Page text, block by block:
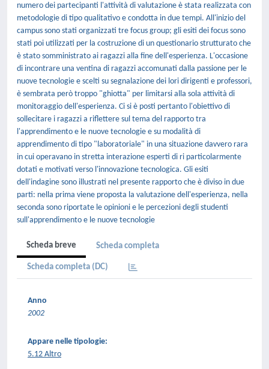
numero dei partecipanti l'attività di valutazione è stata realizzata con
metodologie di tipo qualitativo e condotta in due tempi. All'inizio del
campus sono stati organizzati tre focus group; gli esiti dei focus sono
stati poi utilizzati per la costruzione di un questionario strutturato che
è stato somministrato ai ragazzi alla fine dell'esperienza. L'occasione
di incontrare una ventina di ragazzi accomunati dalla passione per le
nuove tecnologie e scelti su segnalazione dei lori dirigenti e professori,
è sembrata però troppo "ghiotta" per limitarsi alla sola attività di
monitoraggio dell'esperienza. Ci si è posti pertanto l'obiettivo di
sollecitare i ragazzi a riflettere sul tema del rapporto tra
l'apprendimento e le nuove tecnologie e su modalità di
apprendimento di tipo "laboratoriale" in una situazione davvero rara
in cui operavano in stretta interazione esperti di ri particolarmente
dotati e motivati verso l'innovazione tecnologica. Gli esiti
dell'indagine sono illustrati nel presente rapporto che è diviso in due
parti: nella prima viene proposta la valutazione dell'esperienza, nella
seconda sono riportate le opinioni e le percezioni degli studenti
sull'apprendimento e le nuove tecnologie
Scheda breve Scheda completa
Scheda completa (DC)
Anno
2002
Appare nelle tipologie:
5.12 Altro